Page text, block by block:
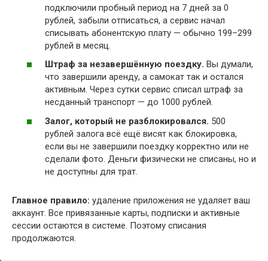
подключили пробный период на 7 дней за 0
рублей, забыли отписаться, а сервис начал
списывать абонентскую плату — обычно 199–299
рублей в месяц.
Штраф за незавершённую поездку. Вы думали,
что завершили аренду, а самокат так и остался
активным. Через сутки сервис списал штраф за
несданный транспорт — до 1000 рублей.
Залог, который не разблокировался. 500
рублей залога всё ещё висят как блокировка,
если вы не завершили поездку корректно или не
сделали фото. Деньги физически не списаны, но и
не доступны для трат.
Главное правило: удаление приложения не удаляет ваш
аккаунт. Все привязанные карты, подписки и активные
сессии остаются в системе. Поэтому списания
продолжаются.